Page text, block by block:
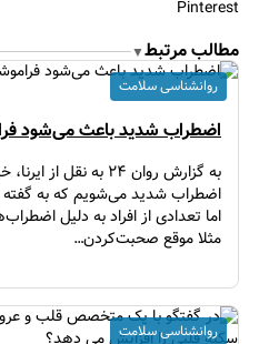
Pinterest
مطالب مرتبط▼
اضطراب شدید باعث می‌شود
به گزارش روان ۲۴ به
اضطراب شدید می‌شویم که به
اما تعدادی از افراد به دلیل
مثلا موقع صحبت‌کردن…
روانشناسی سلامت
روانشناسی سلامت